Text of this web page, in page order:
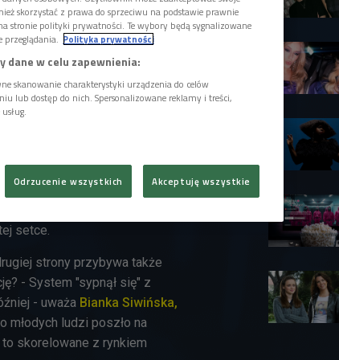
- mówią goście
na temat poziomu nauczania.
są kompletnie
zawodowym.
którego twórcy
osiągnięcia
uniwersytety, czyli
setce.
strony przybywa także
- System "sypnął się" z
- uważa Bianka Siwińska,
młodych ludzi poszło na
to skorelowane z rynkiem
skorzystać z prawa do sprzeciwu na podstawie prawnie
stronie polityki prywatności. Te wybory będą sygnalizowane
przeglądania. Polityka prywatności
dane w celu zapewnienia:
skanowanie charakterystyki urządzenia do celów
lub dostęp do nich. Spersonalizowane reklamy i treści,
Odrzucenie wszystkich Akceptuję wszystkie